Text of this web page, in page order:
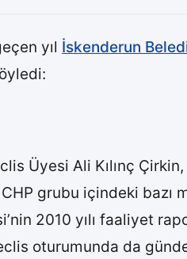
yıl İskenderun
Üyesi Ali Kılınç
grubu içindeki
2010 yılı faaliyet
oturumunda da